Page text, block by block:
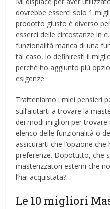
dovrebbe esserci solo 1
prodotto giusto è diverso
esserci delle circostanze in
funzionalità manca di una
tal caso, lo definiresti il
perché ho aggiunto più
esigenze.
Tratteniamo i miei pensieri
sull’aiutarti a trovare la
dei modi migliori per
elenco delle funzionalità o
assicurarti che l’opzione
preferenze. Dopotutto, che
masterizzatori esterni che
l’hai acquistata?
Le 10 migliori